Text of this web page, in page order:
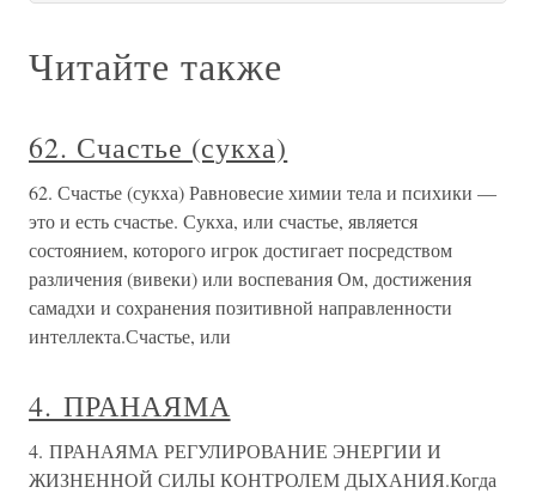
Читайте также
62. Счастье (сукха)
62. Счастье (сукха) Равновесие химии тела и психики —
это и есть счастье. Сукха, или счастье, является
состоянием, которого игрок достигает посредством
различения (вивеки) или воспевания Ом, достижения
самадхи и сохранения позитивной направленности
интеллекта.Счастье, или
4. ПРАНАЯМА
4. ПРАНАЯМА РЕГУЛИРОВАНИЕ ЭНЕРГИИ И
ЖИЗНЕННОЙ СИЛЫ КОНТРОЛЕМ ДЫХАНИЯ.Когда